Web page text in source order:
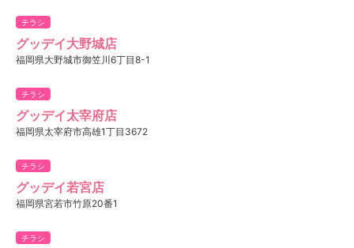
チラシ
グッデイ大野城店
福岡県大野城市御笠川6丁目8-1
チラシ
グッデイ太宰府店
福岡県太宰府市高雄1丁目3672
チラシ
グッデイ若宮店
福岡県宮若市竹原20番1
チラシ